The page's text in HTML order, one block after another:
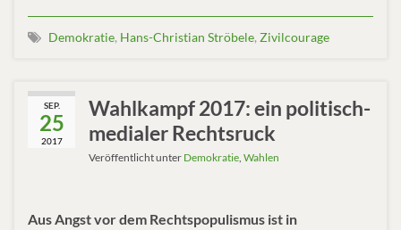
Demokratie, Hans-Christian Ströbele, Zivilcourage
SEP.
25
2017
Wahlkampf 2017: ein politisch-
medialer Rechtsruck
Veröffentlicht unter Demokratie Wahlen
Aus Angst vor dem Rechtspopulismus ist in